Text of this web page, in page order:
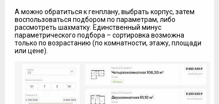
А можно обратиться к генплану, выбрать корпус, затем
воспользоваться подбором по параметрам, либо
рассмотреть шахматку. Единственный минус
параметрического подбора – сортировка возможна
только по возрастанию (по комнатности, этажу, площади
или цене).